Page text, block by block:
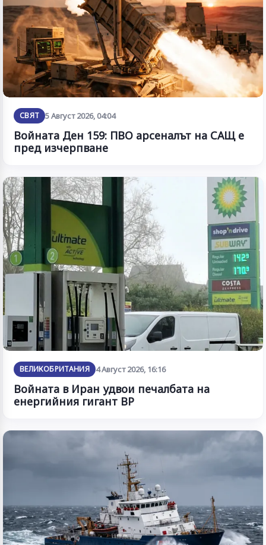
СВЯТ 5 Август 2026, 04:04
Войната Ден 159: ПВО арсеналът на САЩ е
пред изчерпване
ВЕЛИКОБРИТАНИЯ 4 Август 2026, 16:16
Войната в Иран удвои печалбата на
енергийния гигант BP